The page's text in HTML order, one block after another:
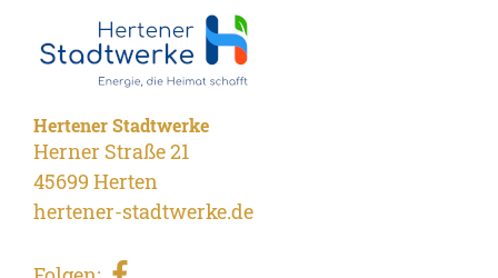
Hertener Stadtwerke
Herner Straße 21
45699 Herten
hertener-stadtwerke.de